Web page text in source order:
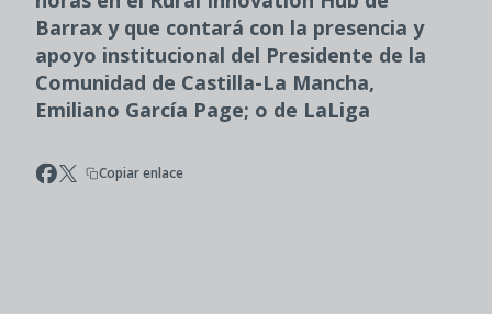
Barrax y que contará con la presencia y
apoyo institucional del Presidente de la
Comunidad de Castilla-La Mancha,
Emiliano García Page; o de LaLiga
Copiar enlace